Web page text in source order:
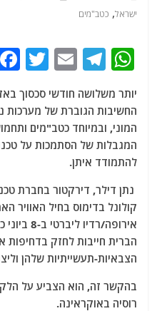
ישראל, כטב"מים
W
h
at
s
A
p
p
T
e
g
ra
m
E
ai
l
T
itt
er
יותר משלושה חודשי סכסוך
החשיבות הגוברת של מערכות
המוני, ובמיוחד כטב"מים
המגבלות של הסתמכות על
להתמודד איתן.
נתן דילר, דירקטור בחברת
קולונל בדימוס בחיל האוויר
אירופה/
הברית חייבות לחזק
הצבאיות-תעשייתיות שלהן
בהקשר זה, הוא הצביע על
רוסיה באוקראינה.